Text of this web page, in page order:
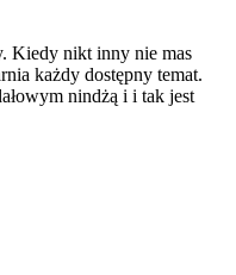
Kiedy nikt inny nie mas
każdy dostępny temat.
nindżą i i tak jest